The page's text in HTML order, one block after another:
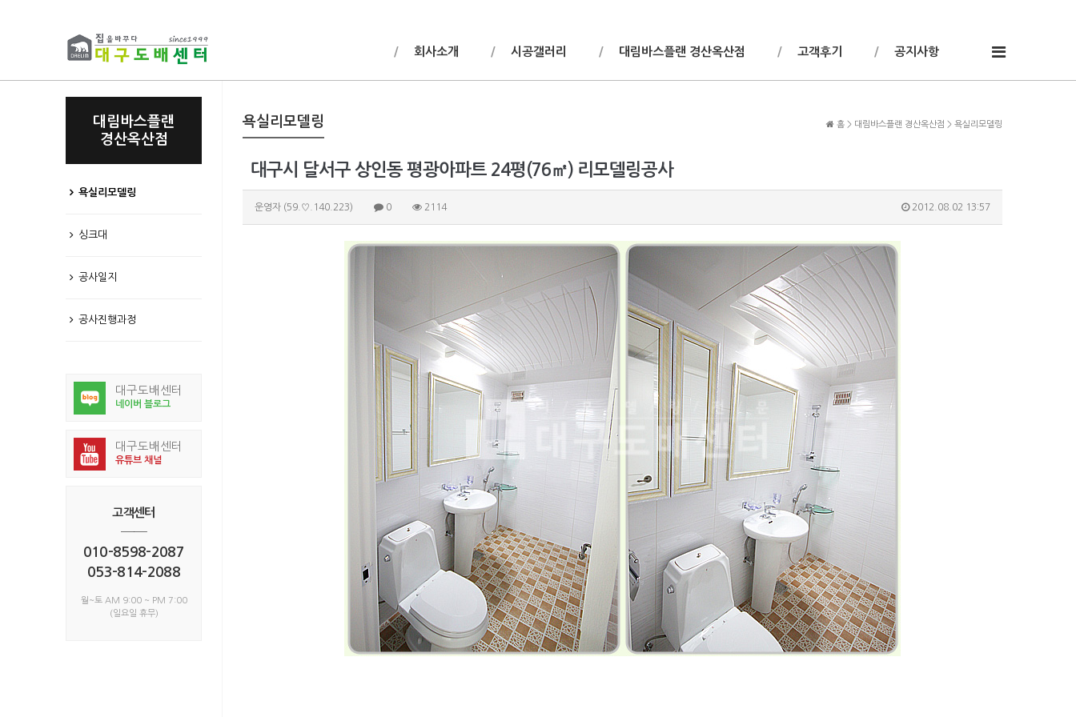
회사소개 시공갤러리 대림바스플랜 경산옥산점 고객후기 공지사항
홈 > 대림바스플랜 경산옥산점 > 욕실리모델링
욕실리모델링
대구시 달서구 상인동 평광아파트 24평(76㎡) 리모델링공사
운영자 (59.♡.140.223) 0 2114 2012.08.02 13:57
대림바스플랜
경산옥산점
욕실리모델링
싱크대
공사일지
공사진행과정
대구도배센터
네이버 블로그
대구도배센터
유튜브 채널
고객센터
──
010-8598-2087
053-814-2088
월~토 AM 9:00 ~ PM 7:00
(일요일 휴무)